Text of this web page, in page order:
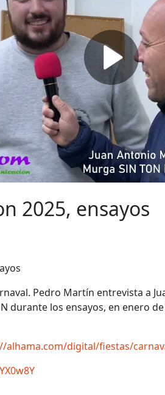
2025, ensayos
Pedro Martín entrevista a
durante los ensayos, en enero
alhama.com/digital/fiestas/